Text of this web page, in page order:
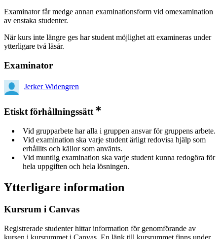
Examinator får medge annan examinationsform vid omexamination
av enstaka studenter.
När kurs inte längre ges har student möjlighet att examineras under
ytterligare två läsår.
Examinator
Jerker Widengren
Etiskt förhållningssätt
Vid grupparbete har alla i gruppen ansvar för gruppens arbete.
Vid examination ska varje student ärligt redovisa hjälp som
erhållits och källor som använts.
Vid muntlig examination ska varje student kunna redogöra för
hela uppgiften och hela lösningen.
Ytterligare information
Kursrum i Canvas
Registrerade studenter hittar information för genomförande av
kursen i kursrummet i Canvas. En länk till kursrummet finns under